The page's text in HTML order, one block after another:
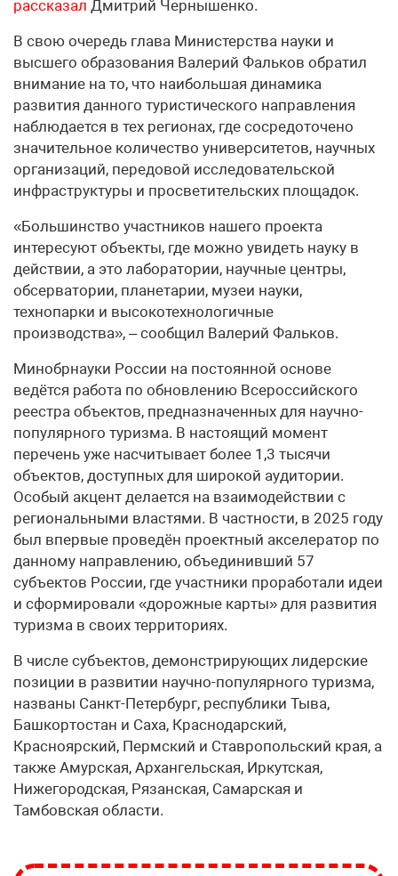
рассказал Дмитрий Чернышенко.
В свою очередь глава Министерства науки и
высшего образования Валерий Фальков обратил
внимание на то, что наибольшая динамика
развития данного туристического направления
наблюдается в тех регионах, где сосредоточено
значительное количество университетов, научных
организаций, передовой исследовательской
инфраструктуры и просветительских площадок.
«Большинство участников нашего проекта
интересуют объекты, где можно увидеть науку в
действии, а это лаборатории, научные центры,
обсерватории, планетарии, музеи науки,
технопарки и высокотехнологичные
производства», – сообщил Валерий Фальков.
Минобрнауки России на постоянной основе
ведётся работа по обновлению Всероссийского
реестра объектов, предназначенных для научно-
популярного туризма. В настоящий момент
перечень уже насчитывает более 1,3 тысячи
объектов, доступных для широкой аудитории.
Особый акцент делается на взаимодействии с
региональными властями. В частности, в 2025 году
был впервые проведён проектный акселератор по
данному направлению, объединивший 57
субъектов России, где участники проработали идеи
и сформировали «дорожные карты» для развития
туризма в своих территориях.
В числе субъектов, демонстрирующих лидерские
позиции в развитии научно-популярного туризма,
названы Санкт-Петербург, республики Тыва,
Башкортостан и Саха, Краснодарский,
Красноярский, Пермский и Ставропольский края, а
также Амурская, Архангельская, Иркутская,
Нижегородская, Рязанская, Самарская и
Тамбовская области.